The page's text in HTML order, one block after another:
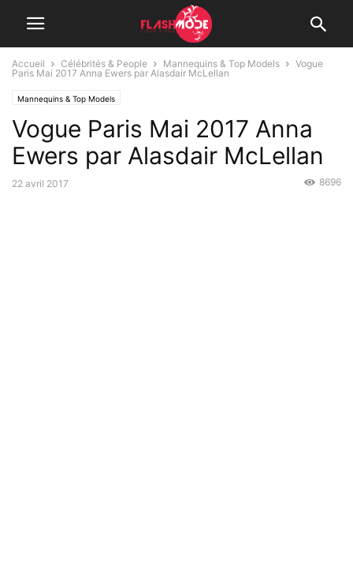
Accueil Célébrités & People Mannequins & Top Models
Vogue
Paris Mai 2017 Anna Ewers par Alasdair McLellan
Mannequins & Top Models
Vogue Paris Mai 2017 Anna
Ewers par Alasdair McLellan
22 avril 2017 8696